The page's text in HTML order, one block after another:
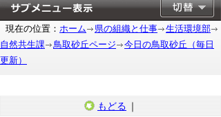
現在の位置： ホーム 県の組織と仕事
生活環境部
自然共生課
鳥取砂丘ページ
今日の鳥取砂丘（毎日
更新）
もどる ｜